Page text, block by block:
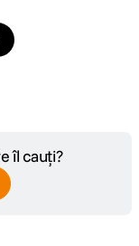
îl cauți?